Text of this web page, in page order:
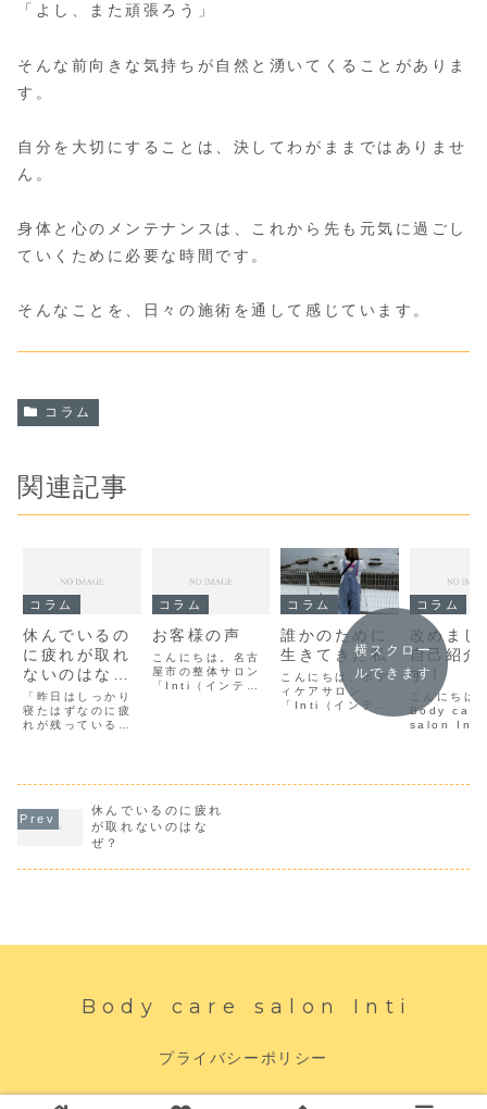
「よし、また頑張ろう」
そんな前向きな気持ちが自然と湧いてくることがありま
す。
自分を大切にすることは、決してわがままではありませ
ん。
身体と心のメンテナンスは、これから先も元気に過ごし
ていくために必要な時間です。
そんなことを、日々の施術を通して感じています。
コラム
関連記事
コラム
休んでいるの
に疲れが取れ
ないのはな
ぜ？
「昨日はしっかり
寝たはずなのに疲
れが残っている」
間の不足だけが原
因とは限りませ
ん。施術をしてい
ると、疲れを感じ
コラム
お客様の声
こんにちは。名古
屋市の整体サロン
「Inti（インテ
ロンを始めてから
た！」という感想
だけでなく、「心
あ...
コラム
誰かのために
生きてきた私
こんにちは、ボデ
ィケアサロン
「Inti（インテ
コラム
改めまし
自己紹介
す！
こんにちは
Body care
salon Inti(
横スクロー
ルできます
休んでいるのに疲れ
が取れないのはな
ぜ？
Body care salon Inti
プライバシーポリシー